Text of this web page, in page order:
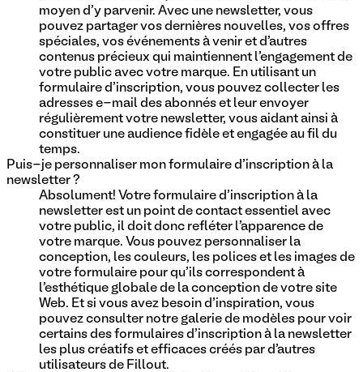
moyen d'y parvenir. Avec une newsletter, vous
pouvez partager vos dernières nouvelles, vos offres
spéciales, vos événements à venir et d'autres
contenus précieux qui maintiennent l'engagement de
votre public avec votre marque. En utilisant un
formulaire d'inscription, vous pouvez collecter les
adresses e-mail des abonnés et leur envoyer
régulièrement votre newsletter, vous aidant ainsi à
constituer une audience fidèle et engagée au fil du
temps.
Puis-je personnaliser mon formulaire d'inscription à la
newsletter ?
Absolument! Votre formulaire d'inscription à la
newsletter est un point de contact essentiel avec
votre public, il doit donc refléter l'apparence de
votre marque. Vous pouvez personnaliser la
conception, les couleurs, les polices et les images de
votre formulaire pour qu'ils correspondent à
l'esthétique globale de la conception de votre site
Web. Et si vous avez besoin d'inspiration, vous
pouvez consulter notre galerie de modèles pour voir
certains des formulaires d'inscription à la newsletter
les plus créatifs et efficaces créés par d'autres
utilisateurs de Fillout.